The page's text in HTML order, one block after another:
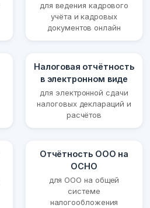
для ведения кадрового
учёта и кадровых
документов онлайн
Налоговая отчётность
в электронном виде
для электронной сдачи
налоговых деклараций и
расчётов
Отчётность ООО на
ОСНО
для ООО на общей
системе
налогообложения